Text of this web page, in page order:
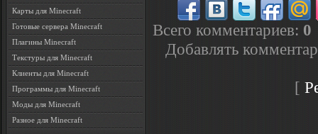
Карты для Minecraft
Готовые сервера Minecraft
Плагины Minecraft
Текстуры для Minecraft
Клиенты для Minecraft
Программы для Minecraft
Моды для Minecraft
Разное для Minecraft
Всего комментариев: 0
Добавлять
[